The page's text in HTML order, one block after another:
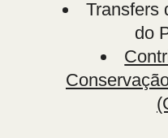
Transfers
do